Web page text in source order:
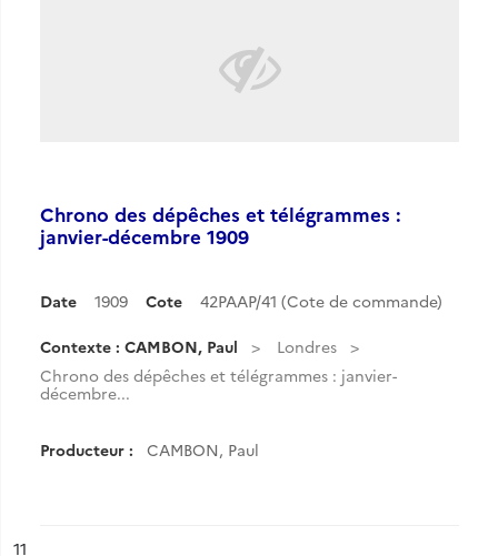
Chrono des dépêches et télégrammes :
janvier-décembre 1909
Date 1909 Cote 42PAAP/41 (Cote de commande)
Contexte : CAMBON, Paul
Londres
Chrono des dépêches et télégrammes : janvier-
décembre...
Producteur : CAMBON, Paul
n°
11